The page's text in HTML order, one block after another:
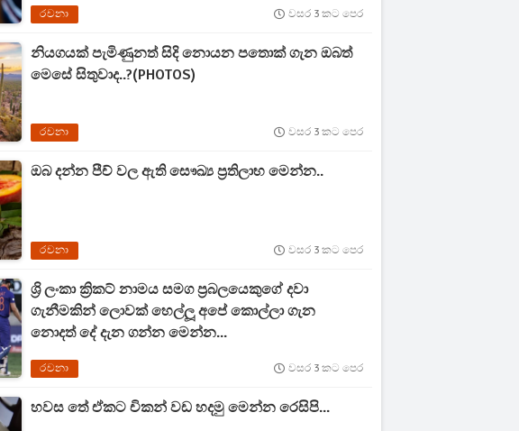
රචනා වසර 3 කට පෙර
නියගයක් පැමිණුනත් සිදි නොයන පතොක් ගැන ඔබත්
මෙසේ සිතුවාද..?(PHOTOS)
රචනා වසර 3 කට පෙර
ඔබ දන්න පීච් වල ඇති සෞඛ්‍ය ප්‍රතිලාභ මෙන්න..
රචනා වසර 3 කට පෙර
ශ්‍රි ලංකා ක්‍රිකට් නාමය සමග ප්‍රබලයෙකුගේ දවා
ගැනීමකින් ලොවක් හෙල්ලූ අපේ කොල්ලා ගැන
නොදත් දේ දැන ගන්න මෙන්න...
රචනා වසර 3 කට පෙර
හවස තේ ඒකට චිකන් වඩ හදමු මෙන්න රෙසිපි...